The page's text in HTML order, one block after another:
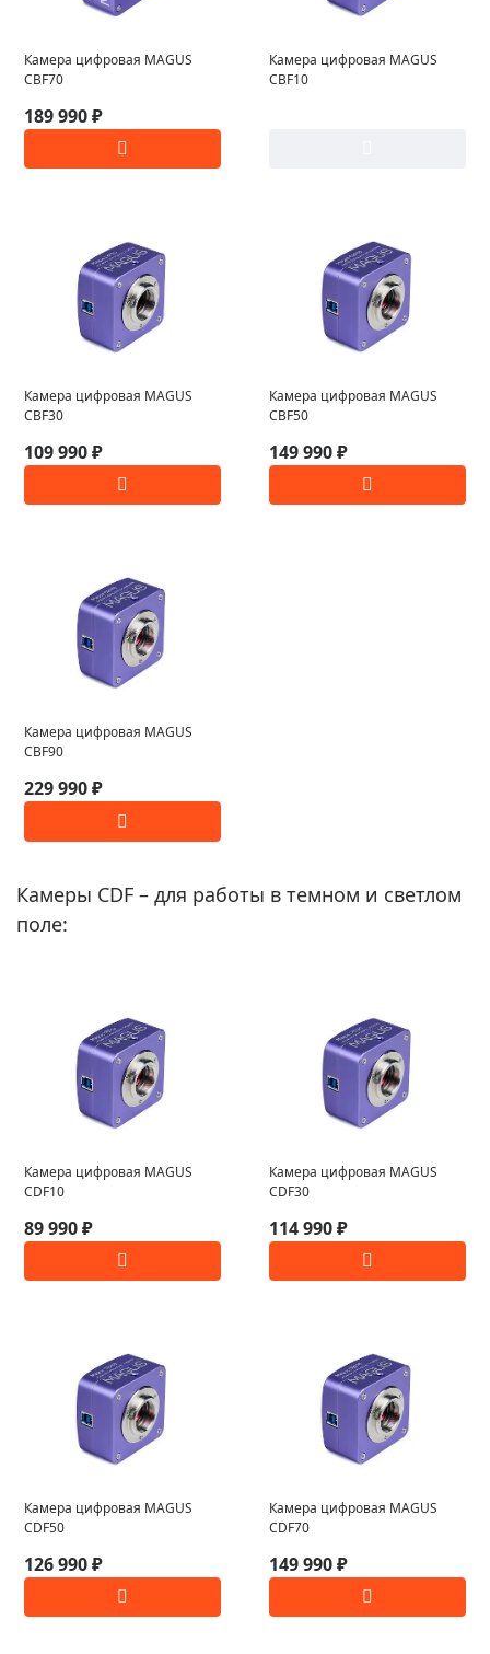
Камера цифровая MAGUS
CBF70
189 990 ₽
Камера цифровая MAGUS
CBF10
Камера цифровая MAGUS
CBF30
109 990 ₽
Камера цифровая MAGUS
CBF50
149 990 ₽
Камера цифровая MAGUS
CBF90
229 990 ₽
Камеры CDF – для работы в темном и светлом
поле:
Камера цифровая MAGUS
CDF10
89 990 ₽
Камера цифровая MAGUS
CDF30
114 990 ₽
Камера цифровая MAGUS
CDF50
126 990 ₽
Камера цифровая MAGUS
CDF70
149 990 ₽